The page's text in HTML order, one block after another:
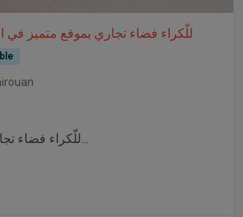
للّكراء فضاء تجاري بموقع متميز في